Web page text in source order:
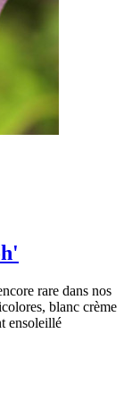
rare dans nos
blanc crème
ensoleillé